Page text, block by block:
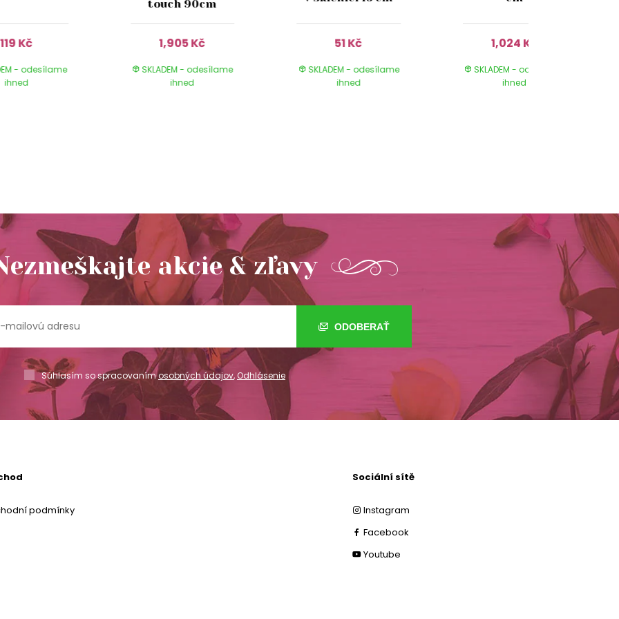
119 Kč
- odesílame
ihned
touch 90cm
1,905 Kč
SKLADEM - odesílame
ihned
51 Kč
SKLADEM - odesílame
ihned
1,024 Kč
SKLADEM - odesílame
ihned
akcie & zľavy
ODOBERAŤ
Súhlasím so spracovanímosobných údajov,Odhlásenie
podmínky
Sociální sítě
Instagram
Facebook
Youtube